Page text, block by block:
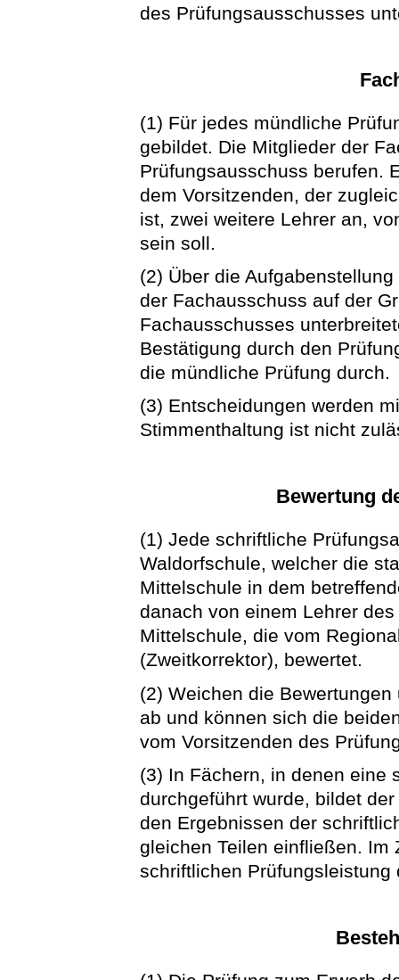
des Prüfungsausschusses
(1) Für jedes mündliche
gebildet. Die Mitglieder der
Prüfungsausschuss berufen.
dem Vorsitzenden, der
ist, zwei weitere Lehrer an,
sein soll.
(2) Über die
der Fachausschuss auf der
Fachausschusses
Bestätigung durch den
die mündliche Prüfung durch.
(3) Entscheidungen werden
Stimmenthaltung ist nicht
Bewertung
(1) Jede schriftliche
Waldorfschule, welcher die
Mittelschule in dem
danach von einem Lehrer
Mittelschule, die vom
(Zweitkorrektor), bewertet.
(2) Weichen die
ab und können sich die
vom Vorsitzenden des
(3) In Fächern, in denen eine
durchgeführt wurde, bildet
den Ergebnissen der
gleichen Teilen einfließen. Im
schriftlichen